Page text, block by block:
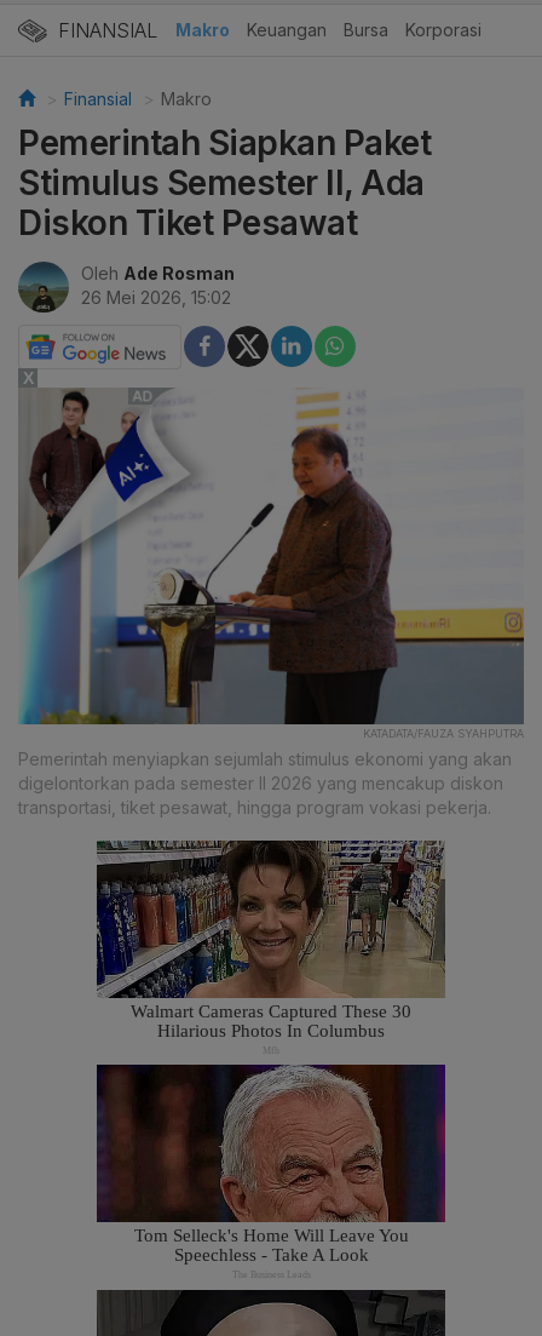
FINANSIAL Makro Keuangan Bursa Korporasi
Finansial Makro
Pemerintah Siapkan Paket
Stimulus Semester II, Ada
Diskon Tiket Pesawat
Oleh Ade Rosman
26 Mei 2026, 15:02
KATADATA/FAUZA SYAHPUTRA
Pemerintah menyiapkan sejumlah stimulus ekonomi yang akan
digelontorkan pada semester II 2026 yang mencakup diskon
transportasi, tiket pesawat, hingga program vokasi pekerja.
X